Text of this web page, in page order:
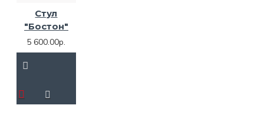
Стул
"Бостон"
5 600.00р.